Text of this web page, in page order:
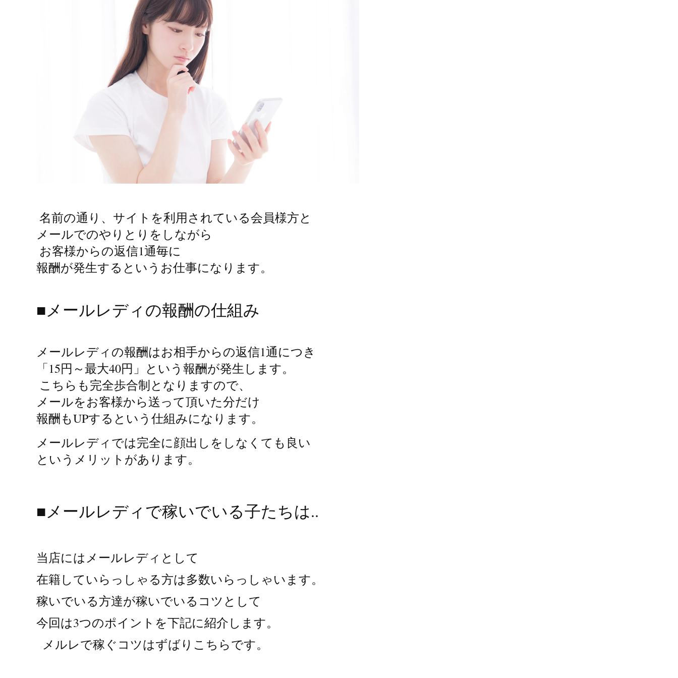
名前の通り、サイトを利用されている会員様方と
メールでのやりとりをしながら
お客様からの返信1通毎に
報酬が発生するというお仕事になります。
■メールレディの報酬の仕組み
メールレディの報酬はお相手からの返信1通につき
「15円～最大40円」という報酬が発生します。
こちらも完全歩合制となりますので、
メールをお客様から送って頂いた分だけ
報酬もUPするという仕組みになります。
メールレディでは完全に顔出しをしなくても良い
というメリットがあります。
■メールレディで稼いでいる子たちは..
当店にはメールレディとして
在籍していらっしゃる方は多数いらっしゃいます。
稼いでいる方達が稼いでいるコツとして
今回は3つのポイントを下記に紹介します。
  メルレで稼ぐコツはずばりこちらです。